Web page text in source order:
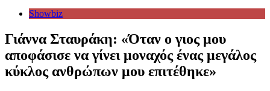
Showbiz
Γιάννα Σταυράκη: «Όταν ο γιος μου
αποφάσισε να γίνει μοναχός ένας μεγάλος
κύκλος ανθρώπων μου επιτέθηκε»